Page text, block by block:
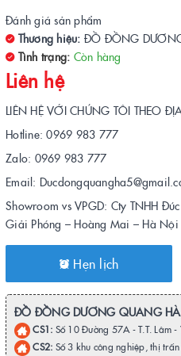
Đánh giá sản phẩm
Thương hiệu: ĐỒ ĐỒNG
Tình trạng: Còn hàng
Liên hệ
LIÊN HỆ VỚI CHÚNG TÔI THEO
Hotline: 0969 983 777
Zalo: 0969 983 777
Email:
Showroom vs VPGD: Cty TNHH
Giải Phóng – Hoàng Mai – Hà Nội
Hẹn lịch
ĐỒ ĐỒNG DƯƠNG QUANG HÀ
CS1: Số 10 Đường 57A - T.T. Lâm
CS2: Số 3 khu công nghiệp, thị